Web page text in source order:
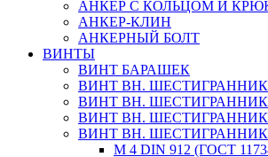
АНКЕР С КОЛЬЦОМ И
АНКЕР-КЛИН
АНКЕРНЫЙ БОЛТ
ВИНТЫ
ВИНТ БАРАШЕК
ВИНТ ВН.
ВИНТ ВН. ШЕСТИГРАННИК
ВИНТ ВН.
ВИНТ ВН.
М 4 DIN 912 (ГОСТ